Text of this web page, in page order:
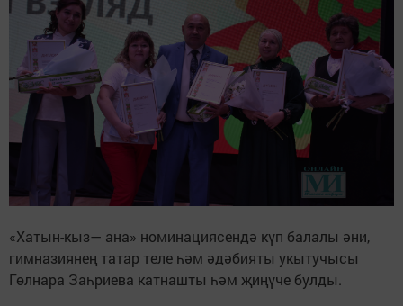
«Хатын-кыз— ана» номинациясендә күп балалы әни,
гимназиянең татар теле һәм әдәбияты укытучысы
Гөлнара Заһриева катнашты һәм җиңүче булды.